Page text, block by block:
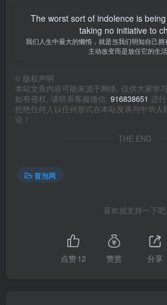
The worst sort of indolence is
taking no initiative to
我们人生中最大的懒惰，就是当我们明知自己
主动改变而是放任它的生
© 版权声明
本站文章内容可能来源于网络, 仅供大家学
如有侵权, 请联系客服微信: 916838651 进行
拒绝任何人以任何形式在本站发表与中华人
论！
THE END
冒泡网
喜欢就支持一下吧
点赞12 赞赏 分享